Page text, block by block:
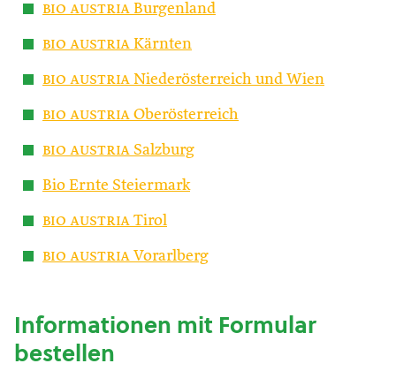
bio austria Burgenland
bio austria Kärnten
bio austria Niederösterreich und Wien
bio austria Oberösterreich
bio austria Salzburg
Bio Ernte Steiermark
bio austria Tirol
bio austria Vorarlberg
Informationen mit Formular
bestellen